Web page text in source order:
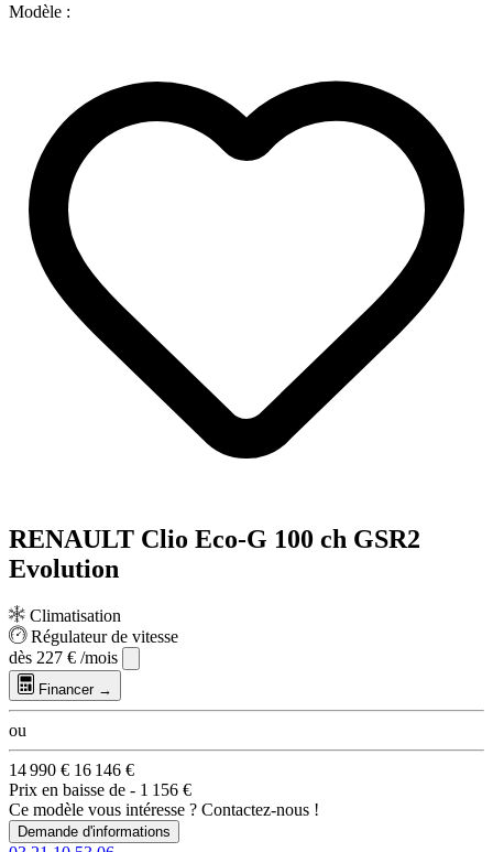
Modèle :
RENAULT Clio Eco-G 100 ch GSR2
Evolution
Climatisation
Régulateur de vitesse
dès 227 € /mois
Financer →
ou
14 990 € 16 146 €
Prix en baisse de - 1 156 €
Ce modèle vous intéresse ? Contactez-nous !
Demande d'informations